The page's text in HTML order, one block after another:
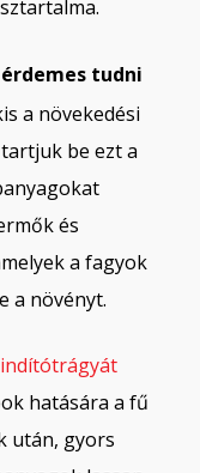
tudni
a növekedési
be ezt a
és
a fagyok
a növényt.
hatására a fű
után, gyors